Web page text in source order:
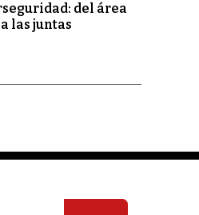
del área
las juntas